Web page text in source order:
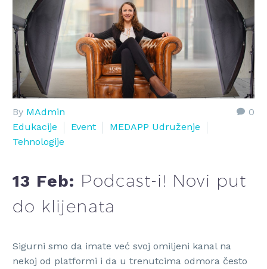
0
By MAdmin
Edukacije
Event
MEDAPP Udruženje
Tehnologije
13 Feb: Podcast-i! Novi put
do klijenata
Sigurni smo da imate već svoj omiljeni kanal na
nekoj od platformi i da u trenutcima odmora često